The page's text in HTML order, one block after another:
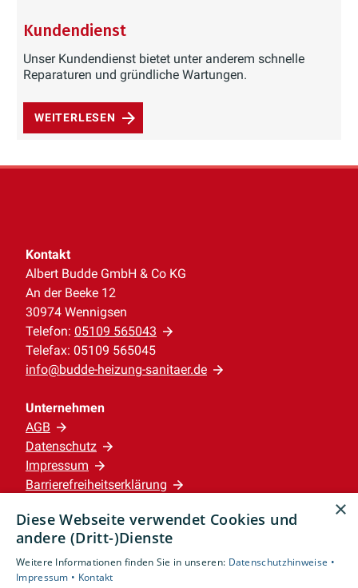
Kundendienst
Unser Kundendienst bietet unter anderem schnelle
Reparaturen und gründliche Wartungen.
WEITERLESEN
Kontakt
Albert Budde GmbH & Co KG
An der Beeke 12
30974 Wennigsen
Telefon: 05109 565043
Telefax: 05109 565045
info@budde-heizung-sanitaer.de
Unternehmen
AGB
Datenschutz
Impressum
Barrierefreiheitserklärung
Leistungen
Privatkunden
Karriere
×
Diese Webseite verwendet Cookies und
andere (Dritt-)Dienste
Weitere Informationen finden Sie in unseren: Datenschutzhinweise •
Impressum • Kontakt